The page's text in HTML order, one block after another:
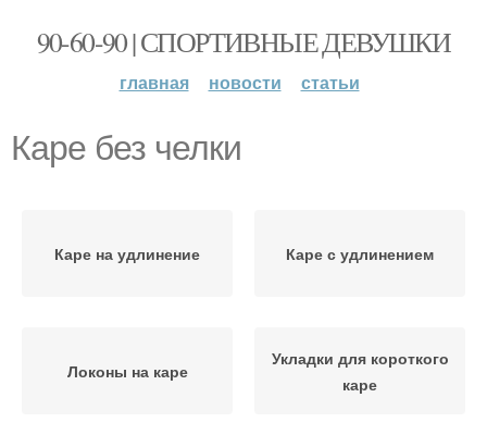
90-60-90 | СПОРТИВНЫЕ ДЕВУШКИ
главная новости статьи
Каре без челки
Каре на удлинение Каре с удлинением
Локоны на каре
Укладки для короткого
каре